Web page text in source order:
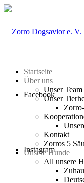
Facebook
Instagram
Startseite
Über uns
Unser Team
Unser
Kontakt
Zorros 5
Unsere Hunde
All unsere